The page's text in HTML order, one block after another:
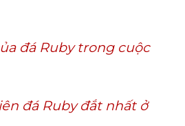
đá Ruby trong cuộc
đá Ruby đắt nhất ở